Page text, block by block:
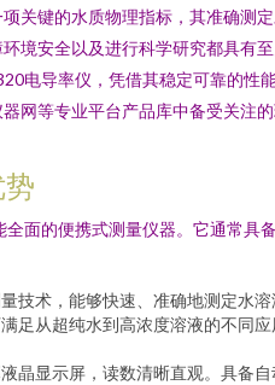
关键的水质物理指标，其准确测
境安全以及进行科学研究都具有
电导率仪，凭借其稳定可靠的性
网等专业平台产品库中备受关注
面的便携式测量仪器。它通常具
技术，能够快速、准确地测定水溶
足从超纯水到高浓度溶液的不同应
晶显示屏，读数清晰直观。具备自